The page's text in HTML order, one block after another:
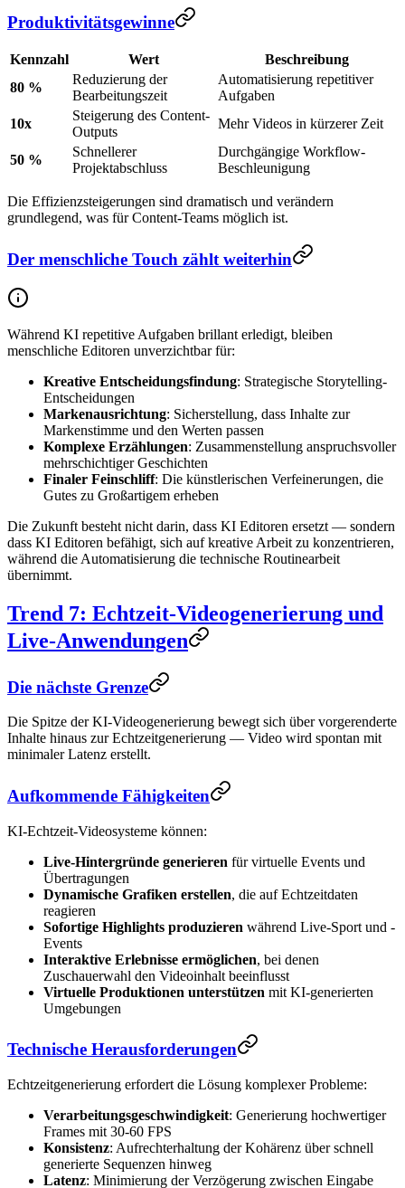
Produktivitätsgewinne
Kennzahl Wert
Beschreibung
80 %
Reduzierung der
Bearbeitungszeit
Automatisierung repetitiver
Aufgaben
10x
Steigerung des Content-
Outputs
Mehr Videos in kürzerer Zeit
50 %
Schnellerer
Projektabschluss
Durchgängige Workflow-
Beschleunigung
Die Effizienzsteigerungen sind dramatisch und verändern
grundlegend, was für Content-Teams möglich ist.
Der menschliche Touch zählt weiterhin
Während KI repetitive Aufgaben brillant erledigt, bleiben
menschliche Editoren unverzichtbar für:
Kreative Entscheidungsfindung: Strategische Storytelling-
Entscheidungen
Markenausrichtung: Sicherstellung, dass Inhalte zur
Markenstimme und den Werten passen
Komplexe Erzählungen: Zusammenstellung anspruchsvoller
mehrschichtiger Geschichten
Finaler Feinschliff: Die künstlerischen Verfeinerungen, die
Gutes zu Großartigem erheben
Die Zukunft besteht nicht darin, dass KI Editoren ersetzt — sondern
dass KI Editoren befähigt, sich auf kreative Arbeit zu konzentrieren,
während die Automatisierung die technische Routinearbeit
übernimmt.
Trend 7: Echtzeit-Videogenerierung und
Live-Anwendungen
Die nächste Grenze
Die Spitze der KI-Videogenerierung bewegt sich über vorgerenderte
Inhalte hinaus zur Echtzeitgenerierung — Video wird spontan mit
minimaler Latenz erstellt.
Aufkommende Fähigkeiten
KI-Echtzeit-Videosysteme können:
Live-Hintergründe generieren für virtuelle Events und
Übertragungen
Dynamische Grafiken erstellen, die auf Echtzeitdaten
reagieren
Sofortige Highlights produzieren während Live-Sport und -
Events
Interaktive Erlebnisse ermöglichen, bei denen
Zuschauerwahl den Videoinhalt beeinflusst
Virtuelle Produktionen unterstützen mit KI-generierten
Umgebungen
Technische Herausforderungen
Echtzeitgenerierung erfordert die Lösung komplexer Probleme:
Verarbeitungsgeschwindigkeit: Generierung hochwertiger
Frames mit 30-60 FPS
Konsistenz: Aufrechterhaltung der Kohärenz über schnell
generierte Sequenzen hinweg
Latenz: Minimierung der Verzögerung zwischen Eingabe